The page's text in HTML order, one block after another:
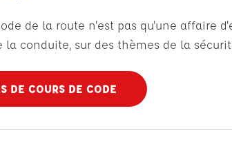
de la route n'est pas qu'une affaire
la conduite, sur des thèmes de la
DE COURS DE CODE